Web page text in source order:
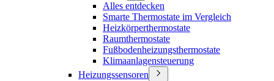
Alles entdecken
Smarte Thermostate im Vergleich
Heizkörperthermostate
Raumthermostate
Fußbodenheizungsthermostate
Klimaanlagensteuerung
Heizungssensoren